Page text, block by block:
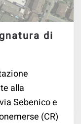
di
alla
Sebenico e
(CR)